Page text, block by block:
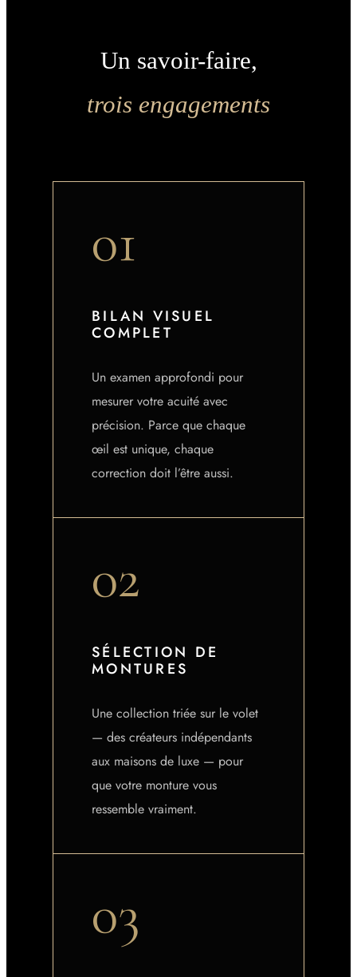
Un savoir-faire,
trois engagements
01
BILAN VISUEL
COMPLET
Un examen approfondi pour
mesurer votre acuité avec
précision. Parce que chaque
œil est unique, chaque
correction doit l’être aussi.
02
SÉLECTION DE
MONTURES
Une collection triée sur le volet
— des créateurs indépendants
aux maisons de luxe — pour
que votre monture vous
ressemble vraiment.
03